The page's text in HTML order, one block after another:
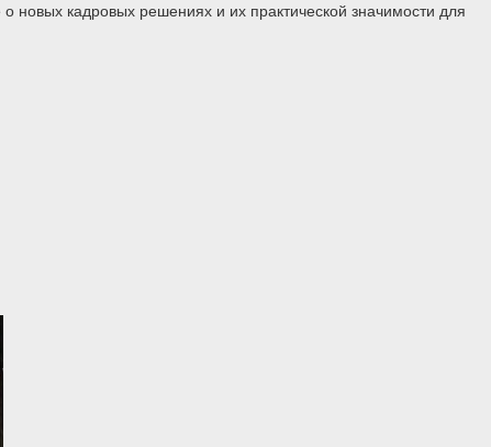
новых кадровых решениях и их практической значимости для